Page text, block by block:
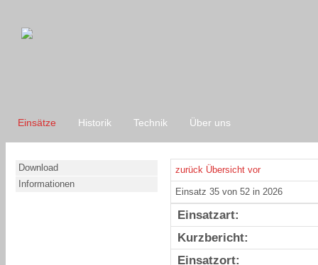
Einsätze Historik Technik Über uns
Download
Informationen
zurück Übersicht vor
Einsatz 35 von 52 in 2026
Einsatzart:
Kurzbericht:
Einsatzort: